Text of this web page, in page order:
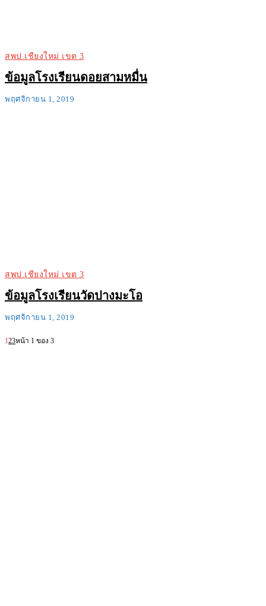
สพป.เชียงใหม่ เขต 3
ข้อมูลโรงเรียนดอยสามหมื่น
พฤศจิกายน 1, 2019
สพป.เชียงใหม่ เขต 3
ข้อมูลโรงเรียนวัดปางมะโอ
พฤศจิกายน 1, 2019
123หน้า 1 ของ 3